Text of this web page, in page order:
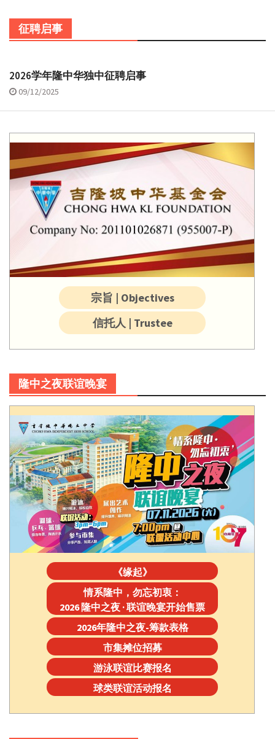
征聘启事
2026学年隆中华独中征聘启事
09/12/2025
宗旨 | Objectives
信托人 | Trustee
隆中之夜联谊晚宴
《缘起》
情系隆中，勿忘初衷：
2026 隆中之夜 · 联谊晚宴开始售票
2026年隆中之夜-筹款表格
市集摊位招募
游泳联谊比赛报名
球类联谊活动报名